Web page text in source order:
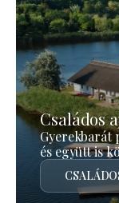
Családos
Gyerekbarát
és együtt is